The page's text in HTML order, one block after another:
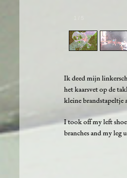
Ik deed mijn
het kaarsvet op de
kleine brandstapeltje
I took off my left shoe
branches and my leg